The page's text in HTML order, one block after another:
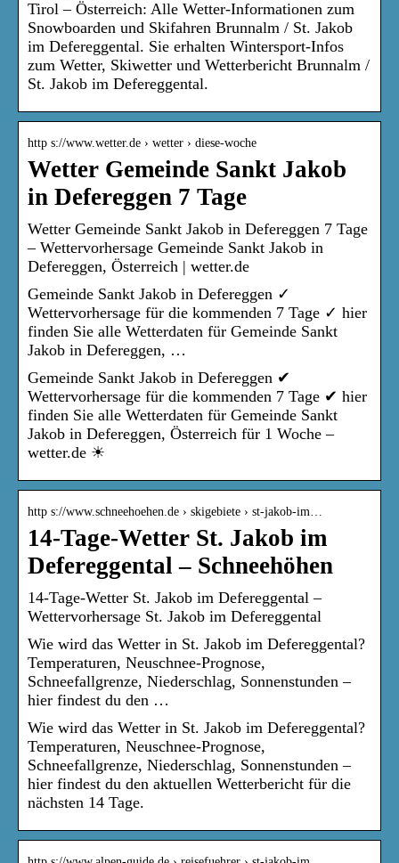
Tirol – Österreich: Alle Wetter-Informationen zum
Snowboarden und Skifahren Brunnalm / St. Jakob
im Defereggental. Sie erhalten Wintersport-Infos
zum Wetter, Skiwetter und Wetterbericht Brunnalm /
St. Jakob im Defereggental.
http s://www.wetter.de › wetter › diese-woche
Wetter Gemeinde Sankt Jakob
in Defereggen 7 Tage
Wetter Gemeinde Sankt Jakob in Defereggen 7 Tage
– Wettervorhersage Gemeinde Sankt Jakob in
Defereggen, Österreich | wetter.de
Gemeinde Sankt Jakob in Defereggen ✓
Wettervorhersage für die kommenden 7 Tage ✓ hier
finden Sie alle Wetterdaten für Gemeinde Sankt
Jakob in Defereggen, …
Gemeinde Sankt Jakob in Defereggen ✔
Wettervorhersage für die kommenden 7 Tage ✔ hier
finden Sie alle Wetterdaten für Gemeinde Sankt
Jakob in Defereggen, Österreich für 1 Woche –
wetter.de ☀
http s://www.schneehoehen.de › skigebiete › st-jakob-im…
14-Tage-Wetter St. Jakob im
Defereggental – Schneehöhen
14-Tage-Wetter St. Jakob im Defereggental –
Wettervorhersage St. Jakob im Defereggental
Wie wird das Wetter in St. Jakob im Defereggental?
Temperaturen, Neuschnee-Prognose,
Schneefallgrenze, Niederschlag, Sonnenstunden –
hier findest du den …
Wie wird das Wetter in St. Jakob im Defereggental?
Temperaturen, Neuschnee-Prognose,
Schneefallgrenze, Niederschlag, Sonnenstunden –
hier findest du den aktuellen Wetterbericht für die
nächsten 14 Tage.